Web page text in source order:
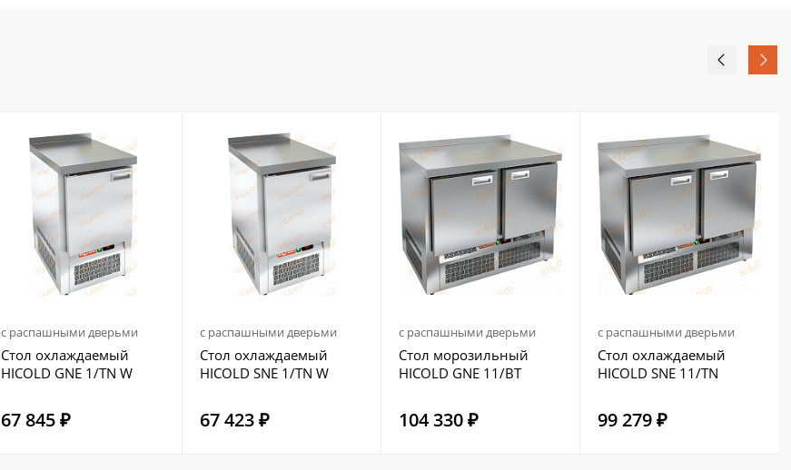
с распашными дверьми
Стол охлаждаемый
HICOLD GNE 1/TN W
67 845 ₽
с распашными дверьми
Стол охлаждаемый
HICOLD SNE 1/TN W
67 423 ₽
с распашными дверьми
Стол морозильный
HICOLD GNE 11/BT
104 330 ₽
с распашными дверьми
Стол охлаждаемый
HICOLD SNE 11/TN
99 279 ₽